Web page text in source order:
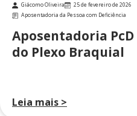
Giácomo Oliveira
25 de fevereiro de 2026
Aposentadoria da Pessoa com Deficiência
Aposentadoria PcD
do Plexo Braquial
Leia mais >